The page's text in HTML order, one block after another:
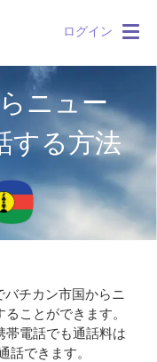
ログイン
ニュー
する方法
チカン市国からニ
ことができます。
帯電話でも通話料は
話できます。